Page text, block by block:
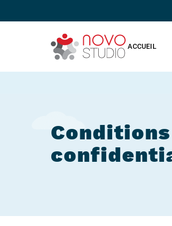
ACCUEIL